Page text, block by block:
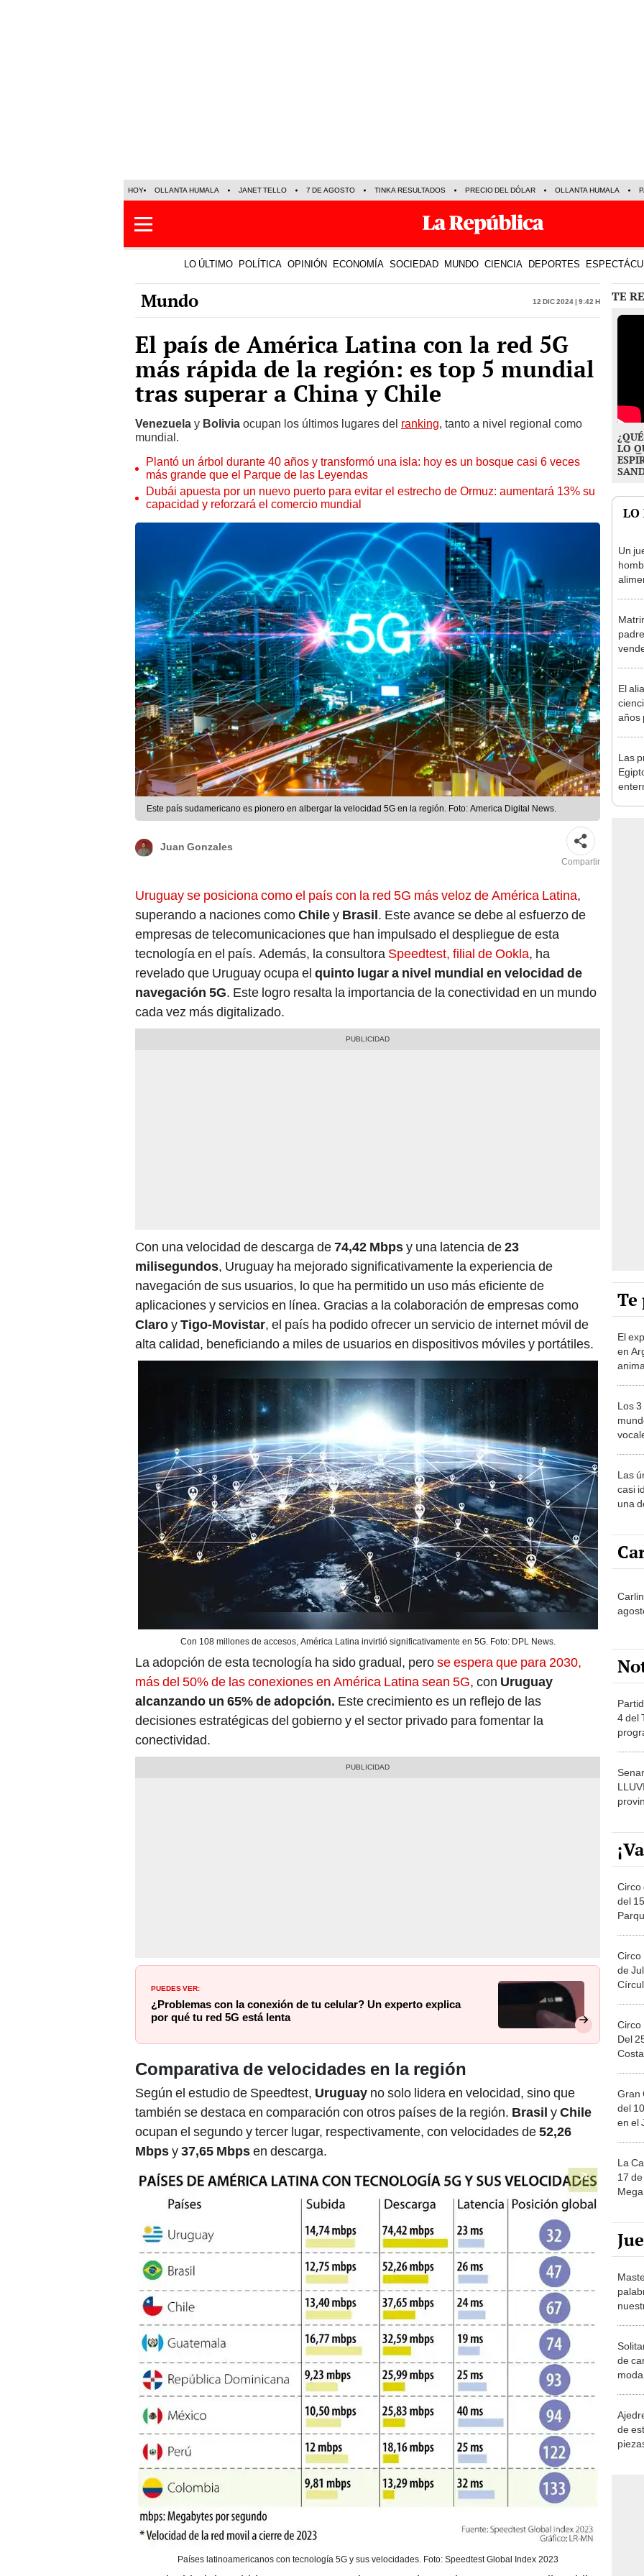
HOY OLLANTA HUMALA JANET TELLO 7 DE AGOSTO TINKA RESULTADOS PRECIO DEL DÓLAR OLLANTA HUMALA
LO ÚLTIMO POLÍTICA OPINIÓN ECONOMÍA SOCIEDAD MUNDO CIENCIA DEPORTES
Mundo 12 Dic 2024 | 9:42 h
El país de América Latina con la red 5G
más rápida de la región: es top 5 mundial
tras superar a China y Chile
Venezuela y Bolivia ocupan los últimos lugares del ranking, tanto a nivel regional como
mundial.
Plantó un árbol durante 40 años y transformó una isla: hoy es un bosque casi 6 veces
más grande que el Parque de las Leyendas
Dubái apuesta por un nuevo puerto para evitar el estrecho de Ormuz: aumentará 13% su
capacidad y reforzará el comercio mundial
Este país sudamericano es pionero en albergar la velocidad 5G en la región. Foto: America Digital News.
Juan Gonzales
Compartir
Uruguay se posiciona como el país con la red 5G más veloz de América Latina,
superando a naciones comoChiley Brasil. Este avance se debe al esfuerzo de
empresas de telecomunicaciones que han impulsado el despliegue de esta
tecnología en el país. Además, la consultora Speedtest, filial de Ookla, ha
revelado que Uruguay ocupa el quinto lugar a nivel mundial en velocidad de
navegación 5G. Este logro resalta la importancia de la conectividad en un mundo
cada vez más digitalizado.
Con una velocidad de descarga de74,42 Mbpsy una latencia de23
milisegundos, Uruguay ha mejorado significativamente la experiencia de
navegación de sus usuarios, lo que ha permitido un uso más eficiente de
aplicaciones y servicios en línea. Gracias a la colaboración de empresas como
ClaroyTigo-Movistar, el país ha podido ofrecer un servicio de internet móvil de
alta calidad, beneficiando a miles de usuarios en dispositivos móviles y portátiles.
Con 108 millones de accesos, América Latina invirtió significativamente en 5G. Foto: DPL News.
La adopción de esta tecnología ha sido gradual, perose espera que para 2030,
más del 50% de las conexiones en América Latina sean 5G, con Uruguay
alcanzando un 65% de adopción. Este crecimiento es un reflejo de las
decisiones estratégicas del gobierno y el sector privado para fomentar la
conectividad.
PUEDES VER:
¿Problemas con la conexión de tu celular? Un experto explica
por qué tu red 5G está lenta
Comparativa de velocidades en la región
Según el estudio de Speedtest, Uruguay no solo lidera en velocidad, sino que
también se destaca en comparación con otros países de la región. Brasil yChile
ocupan el segundo y tercer lugar, respectivamente, con velocidades de52,26
Mbpsy37,65 Mbpsen descarga.
Países latinoamericanos con tecnología 5G y sus velocidades. Foto: Speedtest Global Index 2023
TE
LO
LO
Un
El
años
Las
Te
El
en
Los
Las
casi
una
4 del
Circo
del
Circo
de
Circo
Del
Gran
del
en el
La
17
de
de